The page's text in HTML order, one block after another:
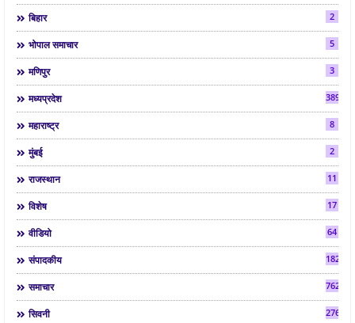
बिहार 2
भोपाल समाचार 5
मणिपुर 3
मध्यप्रदेश 3892
महाराष्ट्र 8
मुंबई 2
राजस्थान 11
विशेष 17
वीडियो 64
संपादकीय 182
समाचार 7624
सिवनी 2763